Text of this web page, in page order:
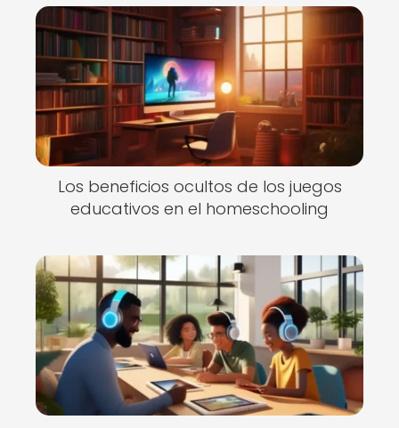
Los beneficios ocultos de los juegos
educativos en el homeschooling